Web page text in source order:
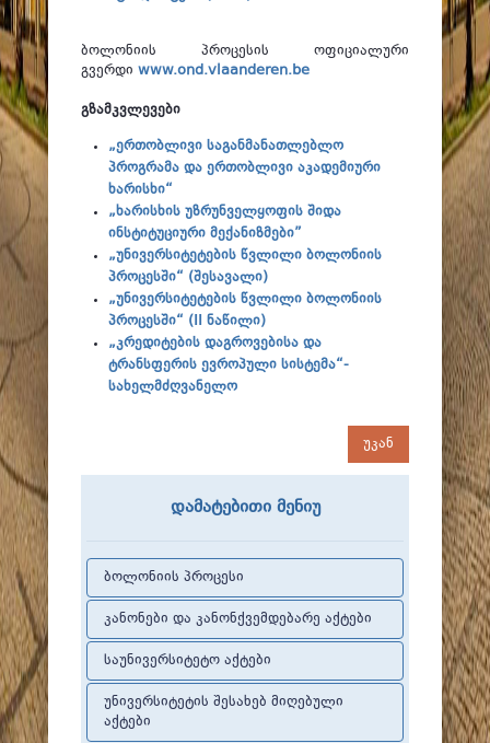
ბოლონიის პროცესის ოფიციალური
გვერდი www.ond.vlaanderen.be
გზამკვლევები
„ერთობლივი საგანმანათლებლო
პროგრამა და ერთობლივი აკადემიური
ხარისხი“
„ხარისხის უზრუნველყოფის შიდა
ინსტიტუციური მექანიზმები”
„უნივერსიტეტების წვლილი ბოლონიის
პროცესში“ (შესავალი)
„უნივერსიტეტების წვლილი ბოლონიის
პროცესში“ (II ნაწილი)
„კრედიტების დაგროვებისა და
ტრანსფერის ევროპული სისტემა“-
სახელმძღვანელო
უკან
დამატებითი მენიუ
ბოლონიის პროცესი
კანონები და კანონქვემდებარე აქტები
საუნივერსიტეტო აქტები
უნივერსიტეტის შესახებ მიღებული
აქტები